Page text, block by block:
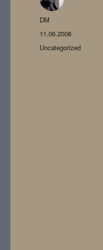
Автор
DM
Опубликовано
11.06.2008
Рубрики
Uncategorized